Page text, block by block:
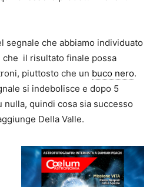
segnale che abbiamo individuato
che il risultato finale possa
piuttosto che un buco nero.
si indebolisce e dopo 5
nulla, quindi cosa sia successo
Della Valle.